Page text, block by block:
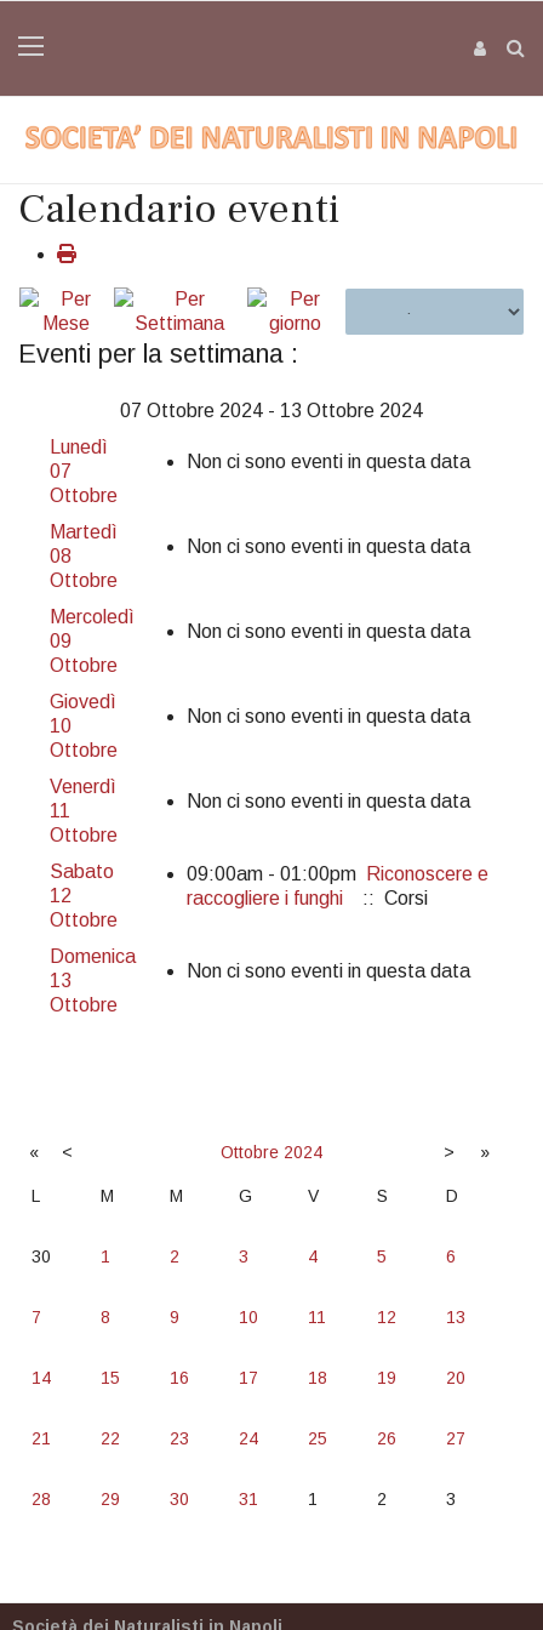
Calendario eventi
Eventi per la settimana :
07 Ottobre 2024 - 13 Ottobre 2024
Lunedì
07
Ottobre
Non ci sono eventi in questa data
Martedì
08
Ottobre
Non ci sono eventi in questa data
Mercoledì
09
Ottobre
Non ci sono eventi in questa data
Giovedì
10
Ottobre
Non ci sono eventi in questa data
Venerdì
11
Ottobre
Non ci sono eventi in questa data
Sabato
12
Ottobre
09:00am - 01:00pm
Riconoscere e
raccogliere i funghi
:: Corsi
Domenica
13
Ottobre
Non ci sono eventi in questa data
« < Ottobre 2024 > »
L M M G V S D
30 1 2 3 4 5 6
7 8 9 10 11 12 13
14 15 16 17 18 19 20
21 22 23 24 25 26 27
28 29 30 31 1 2 3